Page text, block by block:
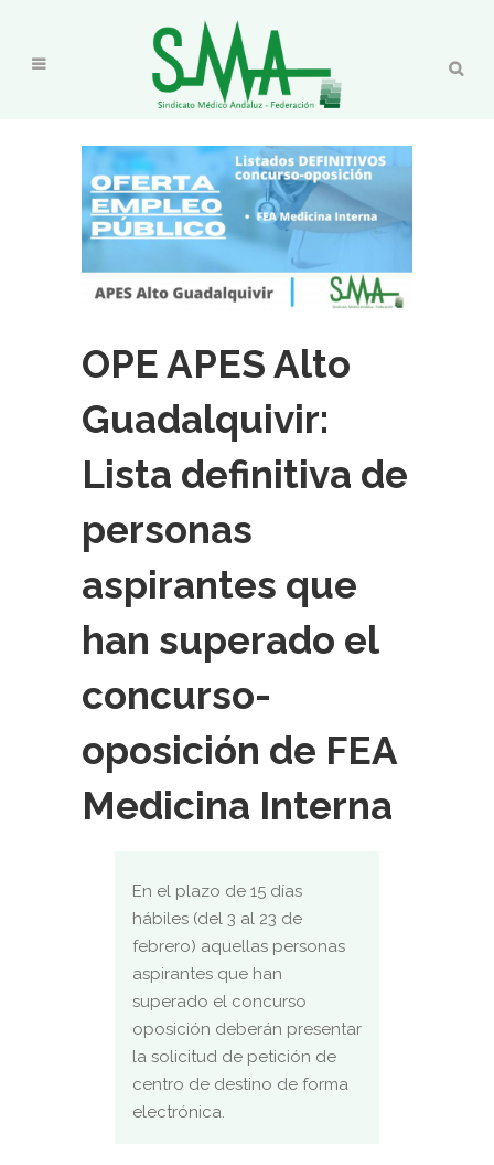
OPE APES Alto
Guadalquivir:
Lista definitiva de
personas
aspirantes que
han superado el
concurso-
oposición de FEA
Medicina Interna
En el plazo de 15 días
hábiles (del 3 al 23 de
febrero) aquellas personas
aspirantes que han
superado el concurso
oposición deberán presentar
la solicitud de petición de
centro de destino de forma
electrónica.